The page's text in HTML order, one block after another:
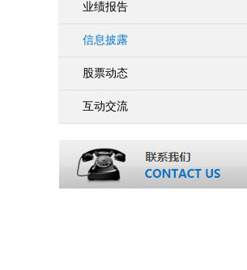
业绩报告
信息披露
股票动态
互动交流